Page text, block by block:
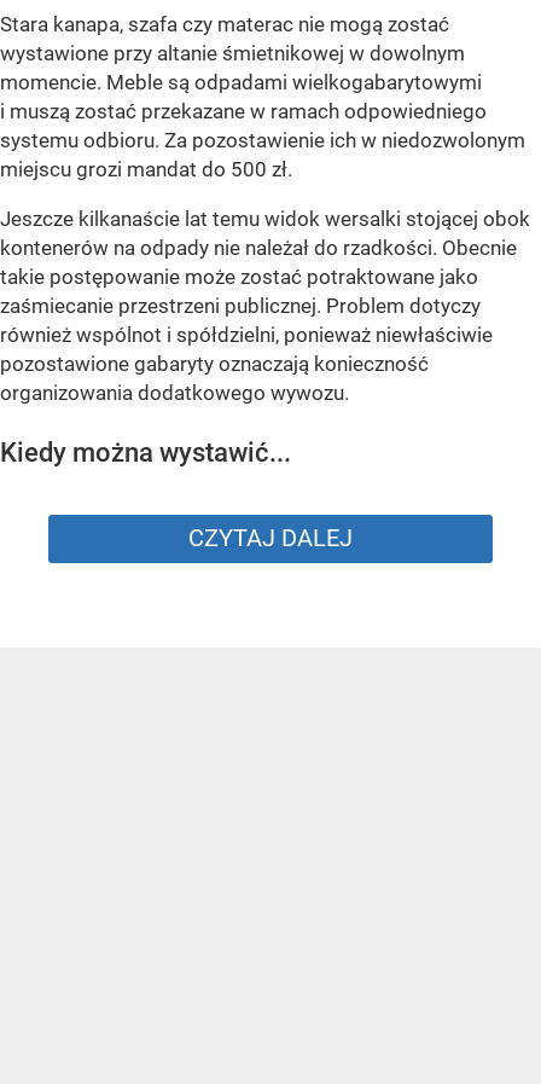
Stara kanapa, szafa czy materac nie mogą zostać
wystawione przy altanie śmietnikowej w dowolnym
momencie. Meble są odpadami wielkogabarytowymi
i muszą zostać przekazane w ramach odpowiedniego
systemu odbioru. Za pozostawienie ich w niedozwolonym
miejscu grozi mandat do 500 zł.
Jeszcze kilkanaście lat temu widok wersalki stojącej obok
kontenerów na odpady nie należał do rzadkości. Obecnie
takie postępowanie może zostać potraktowane jako
zaśmiecanie przestrzeni publicznej. Problem dotyczy
również wspólnot i spółdzielni, ponieważ niewłaściwie
pozostawione gabaryty oznaczają konieczność
organizowania dodatkowego wywozu.
Kiedy można wystawić...
CZYTAJ DALEJ